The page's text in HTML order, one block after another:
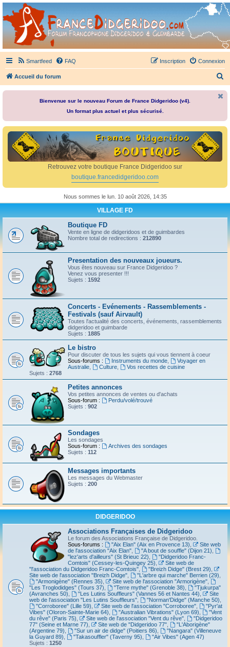
France Didgeridoo
Didgeridoo et Guimbarde sur France Didgeridoo - retrouvez la communauté.
Smartfeed FAQ Connexion
Inscription
Accueil du forum
e
r
Bienvenue sur le nouveau Forum de France Didgeridoo (v4).
Un format plus actuel et plus sécurisé.
Retrouvez votre boutique France Didgeridoo sur
boutique.francedidgeridoo.com
Nous sommes le lun. 10 août 2026, 14:35
VILLAGE FD
Boutique FD
Vente en ligne de didgeridoos et de guimbardes
Nombre total de redirections : 212890
Presentation des nouveaux joueurs.
Vous êtes nouveau sur France Didgeridoo ?
Venez vous presenter !!!
Sujets : 1592
Concerts - Evénements - Rassemblements -
Festivals (sauf Airvault)
Toutes l'actualité des concerts, événements, rassemblements
didgeridoo et guimbarde
Sujets : 1885
Le bistro
Pour discuter de tous les sujets qui vous tiennent à coeur
Sous-forums :
Instruments du monde,
Voyager en
Australie
Culture,
Vos recettes de cuisine
Sujets : 2768
Petites annonces
Vos petites annonces de ventes ou d'achats
Sous-forum :
Perdu/volé/trouvé
Sujets : 902
Sondages
Les sondages
Sous-forum :
Archives des sondages
Sujets : 112
Messages importants
Les messages du Webmaster
Sujets : 200
DIDGERIDOO
Associations Françaises de Didgeridoo
Le forum des Associations Française de Didgeridoo.
Sous-forums :
"Aix Elan" (Aix en Provence 13)
Site web
de l'association "Aix Elan"
"A bout de souffle" (Dijon 21)
"lez'arts d'ailleurs" (St Brieuc 22)
"Didgeridoo Franc-
Comtois" (Cessey-les-Quingey 25)
Site web de
"l'association du Didgeridoo Franc-Comtois"
"Breizh Didge" (Brest 29)
Site web de l'association "Breizh Didge"
"L'arbre qui marche" Berrien (29)
"Armonigène" (Rennes 35)
Site web de l'association "Armorigène",
"Les Troglodidges" (Tours 37)
"Terre mythe" (Grenoble 38)
"Tjukurpa"
(Avranches 50)
"Les Lutins Souffleurs" (Vannes 56 et Nantes 44)
Site
web de l'association "Les Lutins Souffleurs"
"Norman'Didge" (Manche 50)
"Corroboree" (Lille 59)
Site web de l'association "Corroboree",
"Pyr'at
Vibes" (Oloron-Sainte-Marie 64)
"Australian Vibrations" (Lyon 69)
"Vent
du rêve" (Paris 75)
Site web de l'association "Vent du rêve",
"Didgeridoo
77" (Seine et Marne 77)
Site web de "Didgeridoo 77",
"L'Aborigène"
(Argentine 79)
"Sur un air de didge" (Poitiers 86)
"Nangara" (Villeneuve
la Guyard 89)
"Takasouffler" (Taverny 95)
"Air Vibes" (Agen 47)
Sujets : 1250